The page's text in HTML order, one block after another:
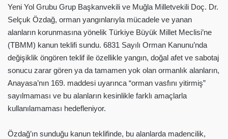
Yeni Yol Grubu Grup Başkanvekili ve Muğla Milletvekili Doç. Dr.
Selçuk Özdağ, orman yangınlarıyla mücadele ve yanan
alanların korunmasına yönelik Türkiye Büyük Millet Meclisi’ne
(TBMM) kanun teklifi sundu. 6831 Sayılı Orman Kanunu’nda
değişiklik öngören teklif ile özellikle yangın, doğal afet ve sabotaj
sonucu zarar gören ya da tamamen yok olan ormanlık alanların,
Anayasa’nın 169. maddesi uyarınca “orman vasfını yitirmiş”
sayılmaması ve bu alanların kesinlikle farklı amaçlarla
kullanılamaması hedefleniyor.
Özdağ’ın sunduğu kanun teklifinde, bu alanlarda madencilik,